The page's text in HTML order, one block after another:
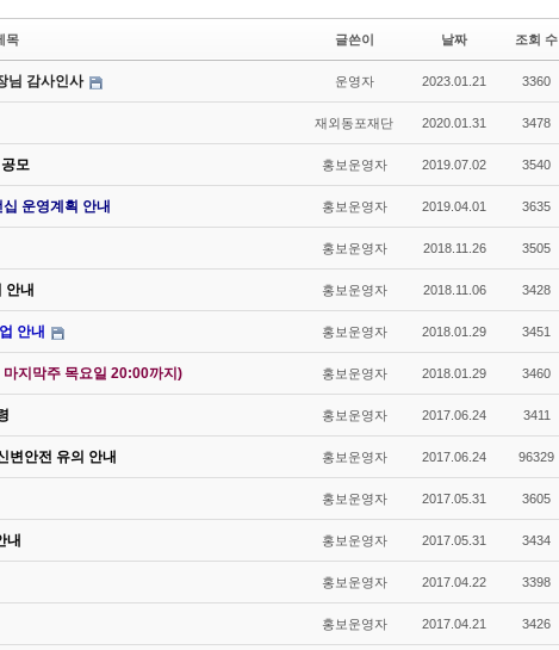
목 글쓴이 날짜 조회 수
님 감사인사 운영자 2023.01.21 3360
재외동포재단 2020.01.31 3478
모 홍보운영자 2019.07.02 3540
운영계획 안내 홍보운영자 2019.04.01 3635
홍보운영자 2018.11.26 3505
안내 홍보운영자 2018.11.06 3428
안내 홍보운영자 2018.01.29 3451
지막주 목요일 20:00까지) 홍보운영자 2018.01.29 3460
홍보운영자 2017.06.24 3411
변안전 유의 안내 홍보운영자 2017.06.24 96329
홍보운영자 2017.05.31 3605
내 홍보운영자 2017.05.31 3434
홍보운영자 2017.04.22 3398
홍보운영자 2017.04.21 3426